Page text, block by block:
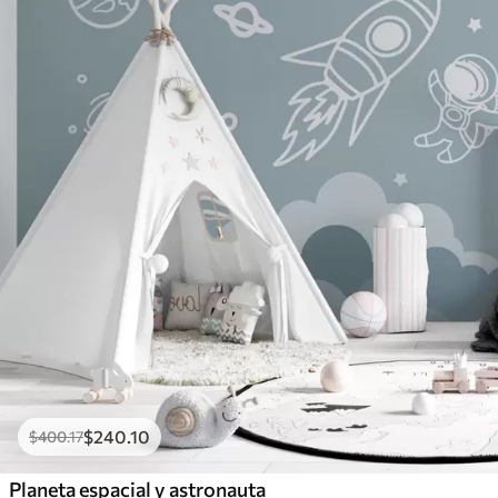
$400.17$240.10
Planeta espacial y astronauta